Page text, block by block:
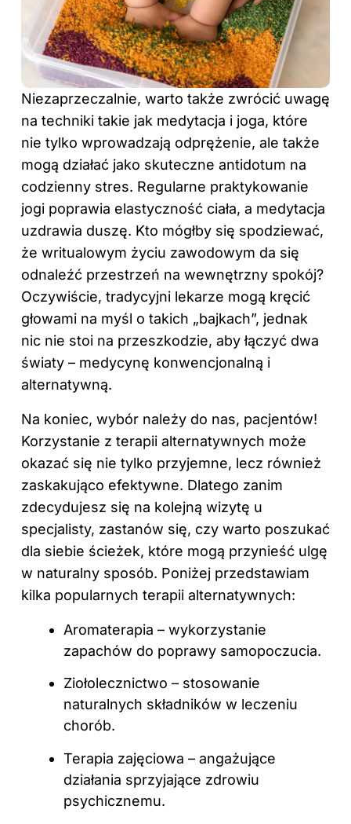
Niezaprzeczalnie, warto także zwrócić uwagę
na techniki takie jak medytacja i joga, które
nie tylko wprowadzają odprężenie, ale także
mogą działać jako skuteczne antidotum na
codzienny stres. Regularne praktykowanie
jogi poprawia elastyczność ciała, a medytacja
uzdrawia duszę. Kto mógłby się spodziewać,
że writualowym życiu zawodowym da się
odnaleźć przestrzeń na wewnętrzny spokój?
Oczywiście, tradycyjni lekarze mogą kręcić
głowami na myśl o takich „bajkach”, jednak
nic nie stoi na przeszkodzie, aby łączyć dwa
światy – medycynę konwencjonalną i
alternatywną.
Na koniec, wybór należy do nas, pacjentów!
Korzystanie z terapii alternatywnych może
okazać się nie tylko przyjemne, lecz również
zaskakująco efektywne. Dlatego zanim
zdecydujesz się na kolejną wizytę u
specjalisty, zastanów się, czy warto poszukać
dla siebie ścieżek, które mogą przynieść ulgę
w naturalny sposób. Poniżej przedstawiam
kilka popularnych terapii alternatywnych:
Aromaterapia – wykorzystanie
zapachów do poprawy samopoczucia.
Ziołolecznictwo – stosowanie
naturalnych składników w leczeniu
chorób.
Terapia zajęciowa – angażujące
działania sprzyjające zdrowiu
psychicznemu.